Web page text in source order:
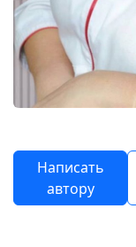
Написать
автору